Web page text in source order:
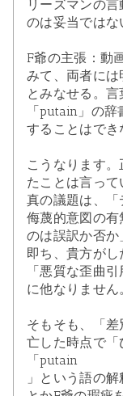
リーズマンの
のは妥当ではな
F爺の主張：動
みて、両者に
とみなせる。言
「putain」の
することはでき
こうなります
たことは言っ
真の議題は、「
侮蔑的意図の
のは誤訳か否か
即ち、貴方がし
「悪質な歪曲引
に他なりません
そもそも、「
亡した時点で
「putain
」という語の